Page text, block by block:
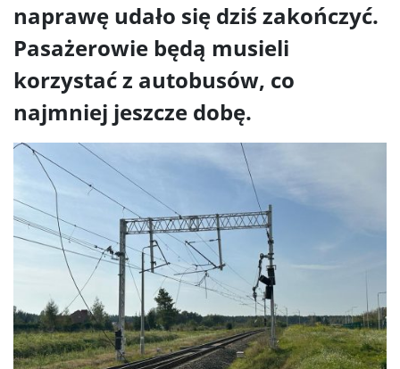
naprawę udało się dziś zakończyć.
Pasażerowie będą musieli
korzystać z autobusów, co
najmniej jeszcze dobę.